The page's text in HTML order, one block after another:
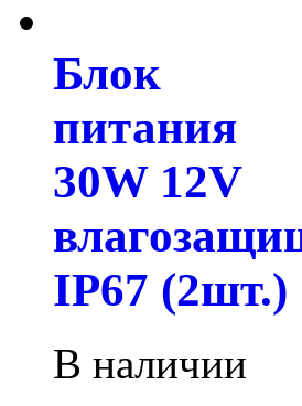
Блок
питания
30W 12V
IP67 (2шт.)
В наличии